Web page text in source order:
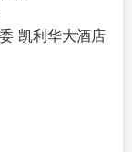
凯利华大酒店